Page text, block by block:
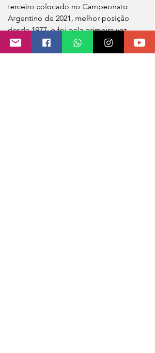
terceiro colocado no Campeonato
Argentino de 2021, melhor posição
desde 1977, e foi pela primeira vez
finalista da Copa Argentina, perdendo
para o Boca Juniors nos pênaltis,